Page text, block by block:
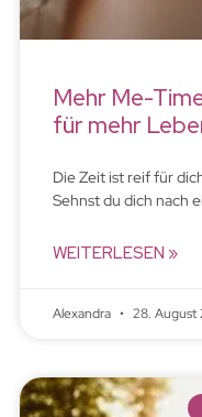
Mehr Me-
für mehr
Die Zeit ist reif für
Sehnst du dich nach
WEITERLESEN »
Alexandra 28. August